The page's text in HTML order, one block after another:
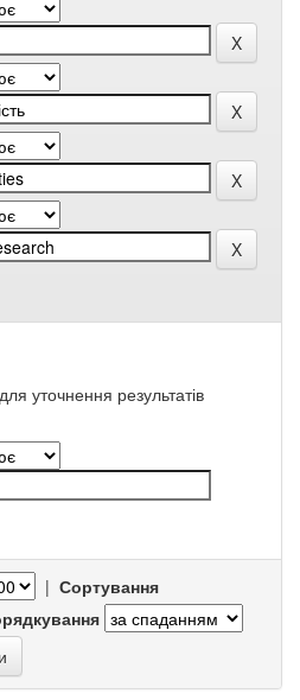
уточнення результатів
| Сортування